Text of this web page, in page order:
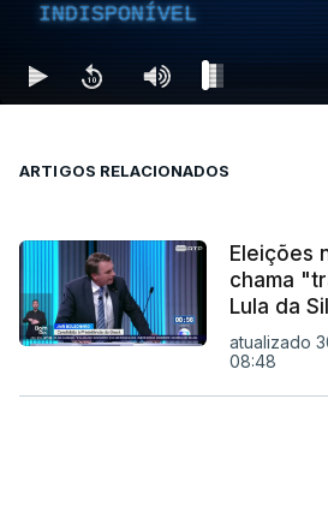
INDISPONÍVEL
ARTIGOS RELACIONADOS
Eleições
chama
Lula da
atualizado
08:48